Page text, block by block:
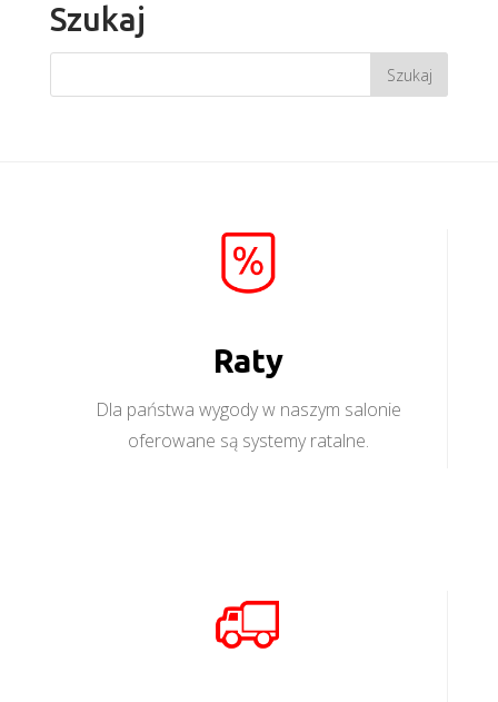
Szukaj
Raty
Dla państwa wygody w naszym salonie
oferowane są systemy ratalne.